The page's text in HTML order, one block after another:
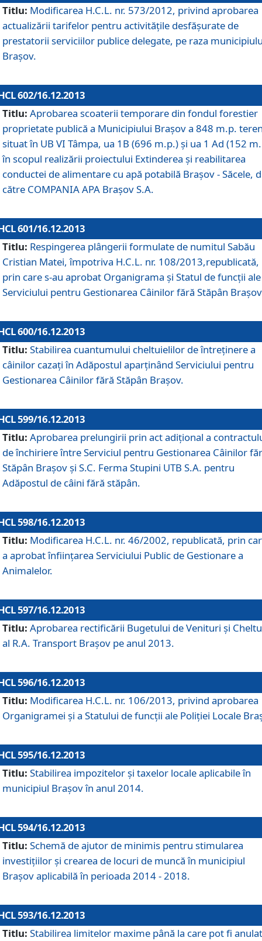
Titlu: Modificarea H.C.L. nr. 573/2012, privind aprobarea
actualizării tarifelor pentru activităţile desfăşurate de
prestatorii serviciilor publice delegate, pe raza
Braşov.
602/16.12.2013
Titlu: Aprobarea scoaterii temporare din fondul forestier
proprietate publică a Municipiului Braşov a 848 m.p.
situat în UB VI Tâmpa, ua 1B (696 m.p.) şi ua 1 Ad (152
în scopul realizării proiectului Extinderea şi reabilitarea
conductei de alimentare cu apă potabilă Braşov - Săcele,
către COMPANIA APA Braşov S.A.
601/16.12.2013
Titlu: Respingerea plângerii formulate de numitul Sabău
Cristian Matei, împotriva H.C.L. nr. 108/2013,republicată,
prin care s-au aprobat Organigrama şi Statul de funcţii ale
Serviciului pentru Gestionarea Câinilor fără Stăpân
600/16.12.2013
Titlu: Stabilirea cuantumului cheltuielilor de întreţinere a
câinilor cazaţi în Adăpostul aparţinând Serviciului pentru
Gestionarea Câinilor fără Stăpân Braşov.
599/16.12.2013
Titlu: Aprobarea prelungirii prin act adiţional a
de închiriere între Serviciul pentru Gestionarea Câinilor
Stăpân Braşov şi S.C. Ferma Stupini UTB S.A. pentru
Adăpostul de câini fără stăpân.
598/16.12.2013
Titlu: Modificarea H.C.L. nr. 46/2002, republicată, prin
a aprobat înfiinţarea Serviciului Public de Gestionare a
Animalelor.
597/16.12.2013
Titlu: Aprobarea rectificării Bugetului de Venituri şi
al R.A. Transport Braşov pe anul 2013.
596/16.12.2013
Titlu: Modificarea H.C.L. nr. 106/2013, privind aprobarea
Organigramei şi a Statului de funcţii ale Poliţiei Locale
595/16.12.2013
Titlu: Stabilirea impozitelor şi taxelor locale aplicabile în
municipiul Braşov în anul 2014.
594/16.12.2013
Titlu: Schemă de ajutor de minimis pentru stimularea
investiţiilor şi crearea de locuri de muncă în municipiul
Braşov aplicabilă în perioada 2014 - 2018.
593/16.12.2013
Titlu: Stabilirea limitelor maxime până la care pot fi